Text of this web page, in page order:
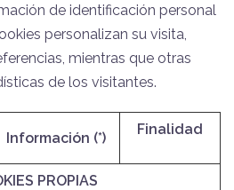
de identificación personal
personalizan su visita,
mientras que otras
de los visitantes.
Información (*)
Finalidad
PROPIAS